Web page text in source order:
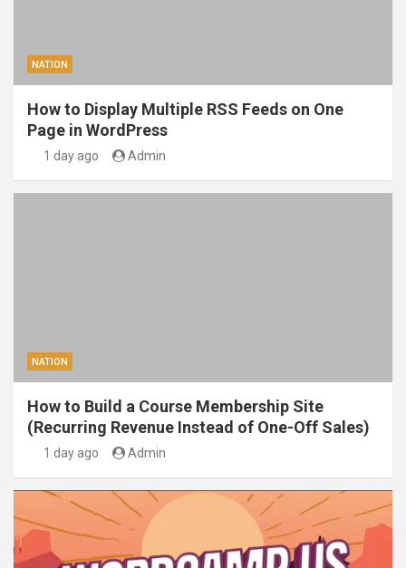
NATION
How to Display Multiple RSS Feeds on One
Page in WordPress
1 day ago Admin
NATION
How to Build a Course Membership Site
(Recurring Revenue Instead of One-Off Sales)
1 day ago Admin